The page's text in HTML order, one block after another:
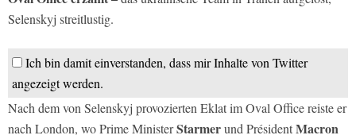
Selenskyj streitlustig.
Ich bin damit einverstanden, dass mir Inhalte von Twitter
angezeigt werden.
Nach dem von Selenskyj provozierten Eklat im Oval Office reiste er
nach London, wo Prime MinisterStarmerund PrésidentMacron